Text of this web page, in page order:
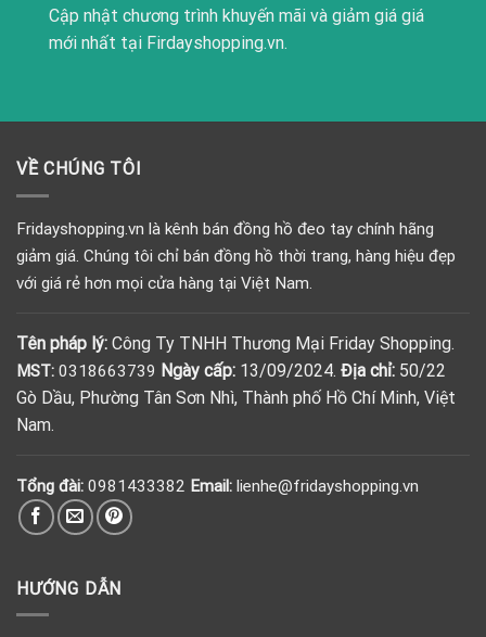
Cập nhật chương trình khuyến mãi và giảm giá giá
mới nhất tại Firdayshopping.vn.
VỀ CHÚNG TÔI
Fridayshopping.vn là kênh bán đồng hồ đeo tay chính hãng
giảm giá. Chúng tôi chỉ bán đồng hồ thời trang, hàng hiệu đẹp
với giá rẻ hơn mọi cửa hàng tại Việt Nam.
Tên pháp lý: Công Ty TNHH Thương Mại Friday Shopping.
MST: 0318663739 Ngày cấp: 13/09/2024. Địa chỉ: 50/22
Gò Dầu, Phường Tân Sơn Nhì, Thành phố Hồ Chí Minh, Việt
Nam.
Tổng đài: 0981433382 Email: lienhe@fridayshopping.vn
HƯỚNG DẪN